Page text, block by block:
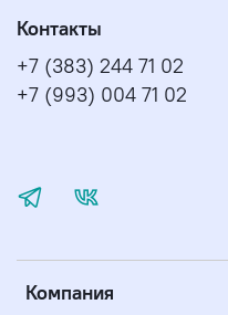
Компания
Контакты
+7 (383) 244 71 02
+7 (993) 004 71 02